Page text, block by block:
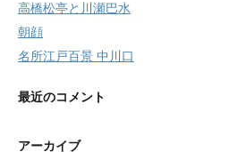
高橋松亭と川瀬巴水
朝顔
名所江戸百景 中川口
最近のコメント
アーカイブ